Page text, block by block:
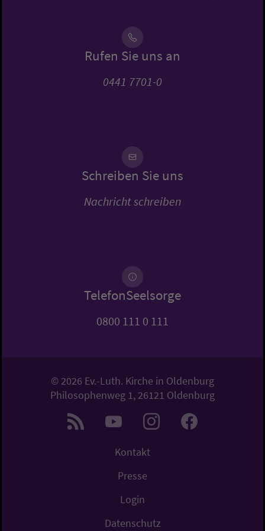
Rufen Sie uns an
0441 7701-0
Schreiben Sie uns
Nachricht schreiben
TelefonSeelsorge
0800 111 0 111
© 2026 Ev.-Luth. Kirche in Oldenburg
Philosophenweg 1, 26121 Oldenburg
Kontakt
Presse
Login
Datenschutz